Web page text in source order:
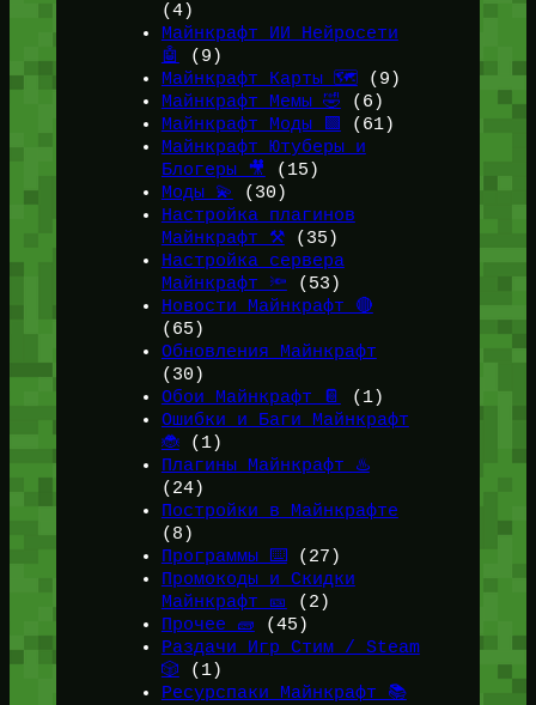
(4)
Майнкрафт ИИ Нейросети
🤖
(9)
Майнкрафт Карты 🗺️(9)
Майнкрафт Мемы 🤣 (6)
Майнкрафт Моды 🟩 (61)
Майнкрафт Ютуберы и
Блогеры 🎥
(15)
Моды 💫
(30)
Настройка плагинов
Майнкрафт ⚒️(35)
Настройка сервера
Майнкрафт 🔦 (53)
Новости Майнкрафт 🔴
(65)
Обновления Майнкрафт
(30)
Обои Майнкрафт 📔
(1)
Ошибки и Баги Майнкрафт
🐞(1)
Плагины Майнкрафт ♨️
(24)
Постройки в Майнкрафте
(8)
Программы ⌨️(27)
Промокоды и Скидки
Майнкрафт 🎫
(2)
Прочее 🧱 (45)
Раздачи Игр Стим / Steam
🎲 (1)
Ресурспаки Майнкрафт 📚